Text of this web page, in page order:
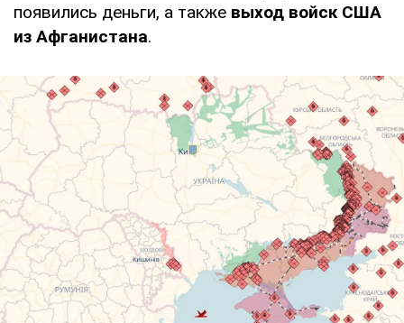
появились деньги, а также выход войск США
из Афганистана.